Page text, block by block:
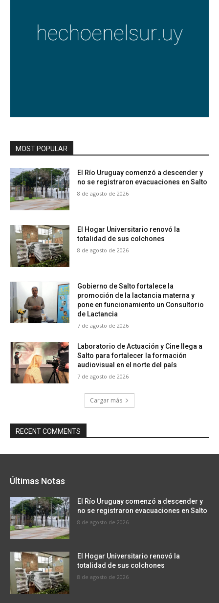
MOST POPULAR
El Río Uruguay comenzó a descender y
no se registraron evacuaciones en Salto
8 de agosto de 2026
El Hogar Universitario renovó la
totalidad de sus colchones
8 de agosto de 2026
Gobierno de Salto fortalece la
promoción de la lactancia materna y
pone en funcionamiento un Consultorio
de Lactancia
7 de agosto de 2026
Laboratorio de Actuación y Cine llega a
Salto para fortalecer la formación
audiovisual en el norte del país
7 de agosto de 2026
Cargar más
RECENT COMMENTS
Últimas Notas
El Río Uruguay comenzó a descender y
no se registraron evacuaciones en Salto
8 de agosto de 2026
El Hogar Universitario renovó la
totalidad de sus colchones
8 de agosto de 2026